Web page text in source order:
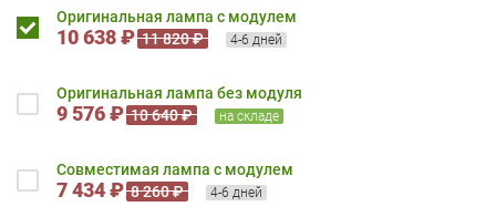
Оригинальная лампа с модулем
10 638 ₽ 11 820 ₽ 4-6 дней
Оригинальная лампа без модуля
9 576 ₽ 10 640 ₽ на складе
Совместимая лампа с модулем
7 434 ₽ 8 260 ₽ 4-6 дней